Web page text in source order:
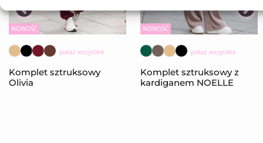
NOWOŚĆ
pokaż wszystkie
Komplet sztruksowy
Olivia
NOWOŚĆ
pokaż wszystkie
Komplet sztruksowy z
kardiganem NOELLE